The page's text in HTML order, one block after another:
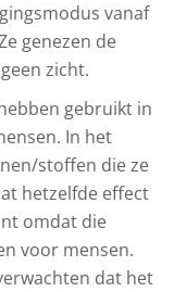
vanaf
genezen de
zicht.
gebruikt in
In het
stoffen die ze
hetzelfde effect
omdat die
voor mensen.
dat het